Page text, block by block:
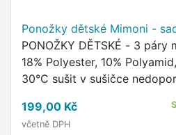
Ponožky dětské Mimoni -
PONOŽKY DĚTSKÉ - 3 páry
18% Polyester, 10%
30°C sušit v sušičce
motivem Disney …
199,00 Kč
včetně DPH